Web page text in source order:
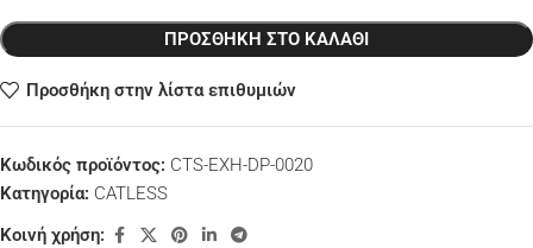
ΠΡΟΣΘΉΚΗ ΣΤΟ ΚΑΛΆΘΙ
Προσθήκη στην λίστα επιθυμιών
Κωδικός προϊόντος: CTS-EXH-DP-0020
Κατηγορία: CATLESS
Κοινή χρήση: